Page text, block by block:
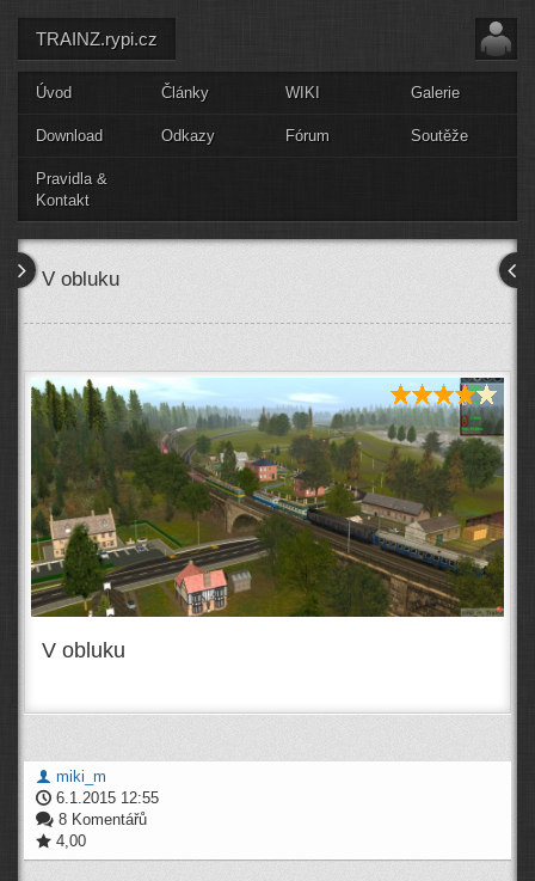
TRAINZ.rypi.cz
Úvod Články WIKI Galerie
Download Odkazy Fórum Soutěže
Pravidla &
Kontakt
V obluku
V obluku
miki_m
6.1.2015 12:55
8 Komentářů
4,00